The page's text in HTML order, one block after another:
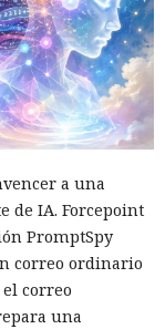
a una
de IA. Forcepoint
PromptSpy
correo ordinario
correo
una